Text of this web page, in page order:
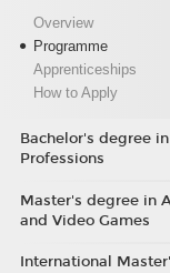
Overview
Programme
Apprenticeships
How to Apply
Bachelor's degree
Professions
Master's degree in
and Video Games
International